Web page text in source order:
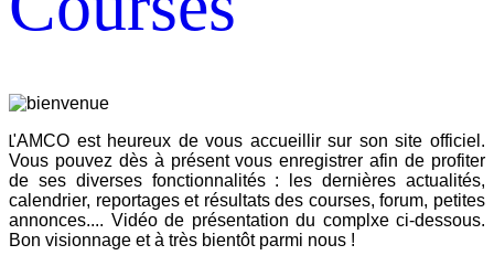
L'AMCO est heureux de vous accueillir sur son site officiel.
Vous pouvez dès à présent vous enregistrer afin de profiter
de ses diverses fonctionnalités : les dernières actualités,
calendrier, reportages et résultats des courses, forum, petites
annonces.... Vidéo de présentation du complxe ci-dessous.
Bon visionnage et à très bientôt parmi nous !